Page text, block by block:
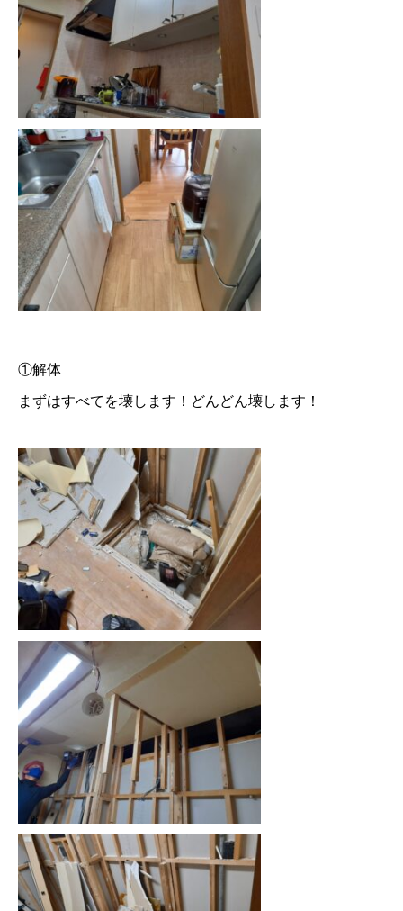
①解体
まずはすべてを壊します！どんどん壊します！